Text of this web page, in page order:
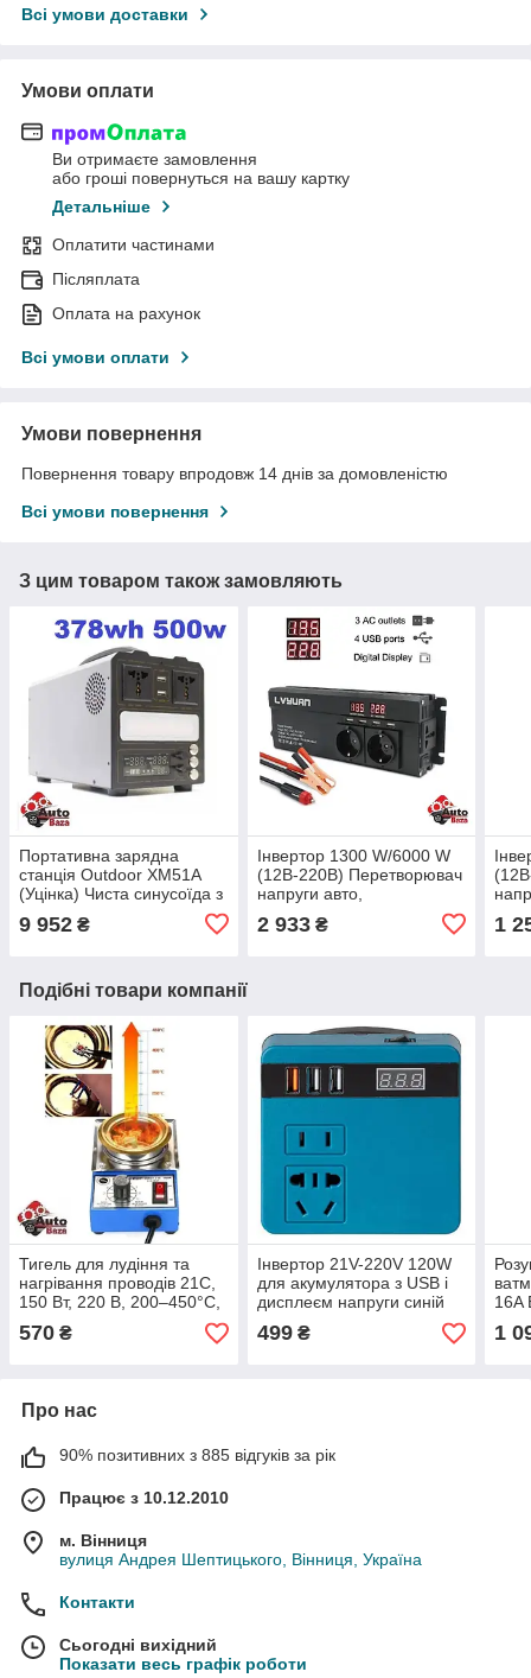
Всі умови доставки
Умови оплати
Ви отримаєте замовлення
або гроші повернуться на вашу картку
Детальніше
Оплатити частинами
Післяплата
Оплата на рахунок
Всі умови оплати
Умови повернення
Повернення товару впродовж 14 днів за домовленістю
Всі умови повернення
З цим товаром також замовляють
Портативна зарядна
станція Outdoor XM51A
(Уцінка) Чиста синусоїда з
інвертором 500 Вт (пікова
1000 Вт) 378 wh
9 952 ₴
Інвертор 1300 W/6000 W
(12В-220В) Перетворювач
напруги авто,
для АКБ Lvyuan
2 933₴
для
1
Подібні товари компанії
Тигель для лудіння та
нагрівання проводів 21С,
150 Вт, 220 В, 200–450°C,
діаметр 50 мм, 500 грам,
паяльна ванна
570 ₴
Інвертор 21V-220V 120W
для акумулятора з USB і
дисплеєм напруги синій
499₴
16A
1
Про нас
90% позитивних з 885 відгуків за рік
Працює з 10.12.2010
м. Вінниця
вулиця Андрея Шептицького, Вінниця, Україна
Контакти
Сьогодні вихідний
Показати весь графік роботи